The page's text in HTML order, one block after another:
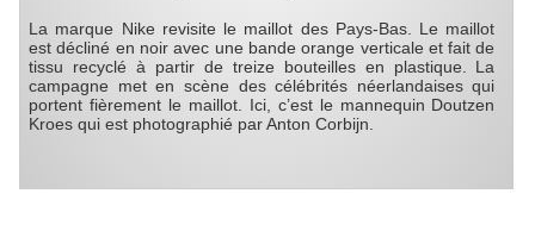
La marque Nike revisite le maillot des Pays-Bas. Le maillot
est décliné en noir avec une bande orange verticale et fait de
tissu recyclé à partir de treize bouteilles en plastique. La
campagne met en scène des célébrités néerlandaises qui
portent fièrement le maillot. Ici, c’est le mannequin Doutzen
Kroes qui est photographié par Anton Corbijn.